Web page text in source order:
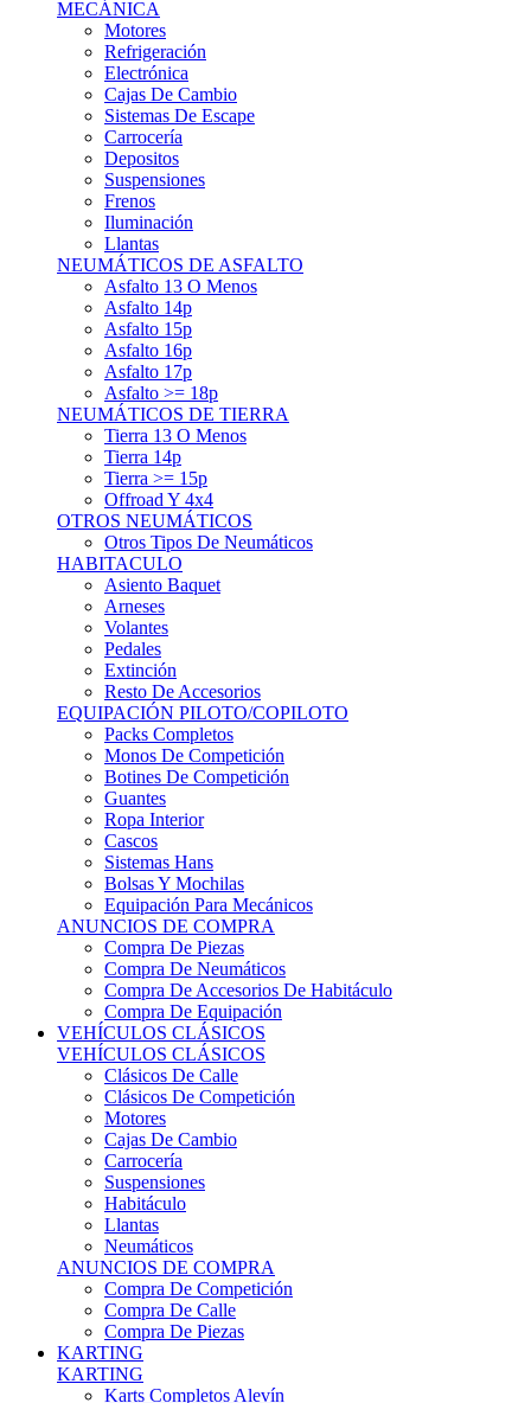
MECÁNICA
Motores
Refrigeración
Electrónica
Cajas De Cambio
Sistemas De Escape
Carrocería
Depositos
Suspensiones
Frenos
Iluminación
Llantas
NEUMÁTICOS DE ASFALTO
Asfalto 13 O Menos
Asfalto 14p
Asfalto 15p
Asfalto 16p
Asfalto 17p
Asfalto >= 18p
NEUMÁTICOS DE TIERRA
Tierra 13 O Menos
Tierra 14p
Tierra >= 15p
Offroad Y 4x4
OTROS NEUMÁTICOS
Otros Tipos De Neumáticos
HABITACULO
Asiento Baquet
Arneses
Volantes
Pedales
Extinción
Resto De Accesorios
EQUIPACIÓN PILOTO/COPILOTO
Packs Completos
Monos De Competición
Botines De Competición
Guantes
Ropa Interior
Cascos
Sistemas Hans
Bolsas Y Mochilas
Equipación Para Mecánicos
ANUNCIOS DE COMPRA
Compra De Piezas
Compra De Neumáticos
Compra De Accesorios De Habitáculo
Compra De Equipación
VEHÍCULOS CLÁSICOS
VEHÍCULOS CLÁSICOS
Clásicos De Calle
Clásicos De Competición
Motores
Cajas De Cambio
Carrocería
Suspensiones
Habitáculo
Llantas
Neumáticos
ANUNCIOS DE COMPRA
Compra De Competición
Compra De Calle
Compra De Piezas
KARTING
KARTING
Karts Completos Alevín